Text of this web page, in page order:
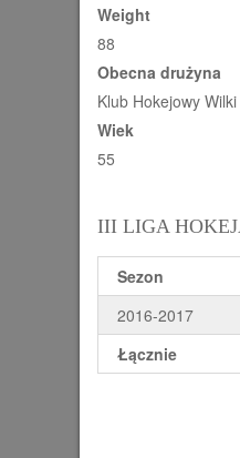
Weight
88
Obecna drużyna
Klub Hokejowy Wilki
Wiek
55
III LIGA
Sezon
2016-2017
Łącznie